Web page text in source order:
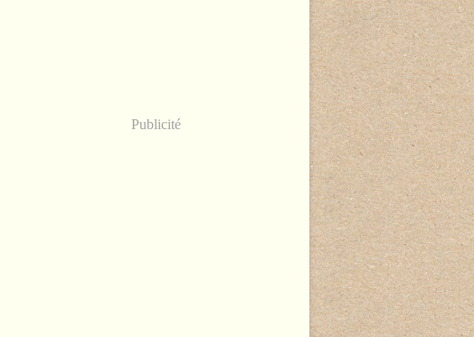
Publicité